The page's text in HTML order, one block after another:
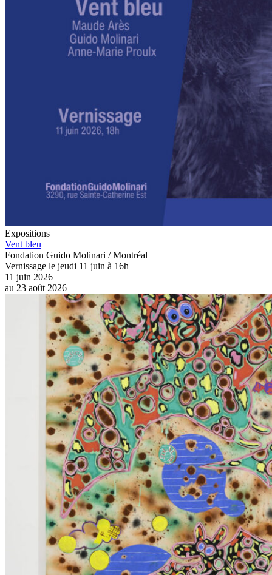
Expositions
Vent bleu
Fondation Guido Molinari / Montréal
Vernissage le jeudi 11 juin à 16h
11 juin 2026
au 23 août 2026